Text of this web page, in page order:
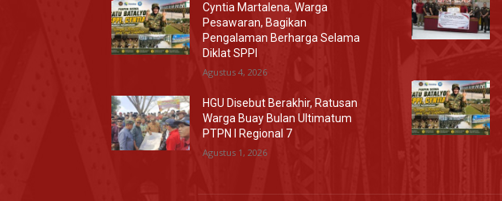
Cyntia Martalena, Warga
Pesawaran, Bagikan
Pengalaman Berharga Selama
Diklat SPPI
Agustus 4, 2026
HGU Disebut Berakhir, Ratusan
Warga Buay Bulan Ultimatum
PTPN I Regional 7
Agustus 1, 2026